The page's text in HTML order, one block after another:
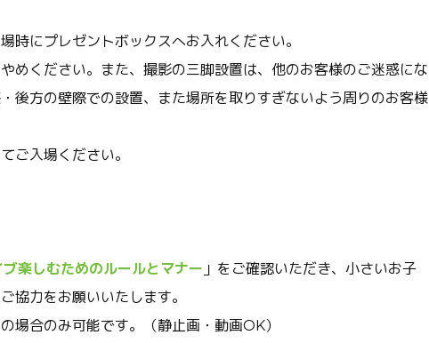
時にプレゼントボックスへお入れください。
めください。また、撮影の三脚設置は、他のお客様のご迷惑にな
後方の壁際での設置、また場所を取りすぎないよう周りのお客様
ご入場ください。
楽しむためのルールとマナー 」をご確認いただき、小さいお子
協力をお願いいたします。
場合のみ可能です。（静止画・動画OK）